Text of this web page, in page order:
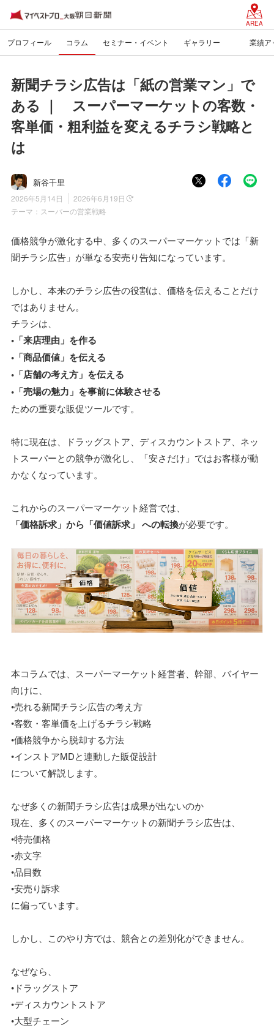
AREA
プロフィール コラム セミナー・イベント ギャラリー 業績ア
新聞チラシ広告は「紙の営業マン」で
ある ｜ スーパーマーケットの客数・
客単価・粗利益を変えるチラシ戦略と
は
新谷千里
2026年5月14日
2026年6月19日
テーマ： スーパーの営業戦略
価格競争が激化する中、多くのスーパーマーケットでは「新
聞チラシ広告」が単なる安売り告知になっています。
しかし、本来のチラシ広告の役割は、価格を伝えることだけ
ではありません。
チラシは、
•「来店理由」を作る
•「商品価値」を伝える
•「店舗の考え方」を伝える
•「売場の魅力」を事前に体験させる
ための重要な販促ツールです。
特に現在は、ドラッグストア、ディスカウントストア、ネッ
トスーパーとの競争が激化し、「安さだけ」ではお客様が動
かなくなっています。
これからのスーパーマーケット経営では、
「価格訴求」から「価値訴求」 への転換が必要です。
本コラムでは、スーパーマーケット経営者、幹部、バイヤー
向けに、
•売れる新聞チラシ広告の考え方
•客数・客単価を上げるチラシ戦略
•価格競争から脱却する方法
•インストアMDと連動した販促設計
について解説します。
なぜ多くの新聞チラシ広告は成果が出ないのか
現在、多くのスーパーマーケットの新聞チラシ広告は、
•特売価格
•赤文字
•品目数
•安売り訴求
に偏っています。
しかし、このやり方では、競合との差別化ができません。
なぜなら、
•ドラッグストア
•ディスカウントストア
•大型チェーン